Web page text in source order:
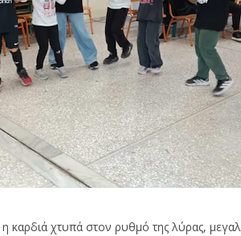
καρδιά χτυπά στον ρυθμό της λύρας,